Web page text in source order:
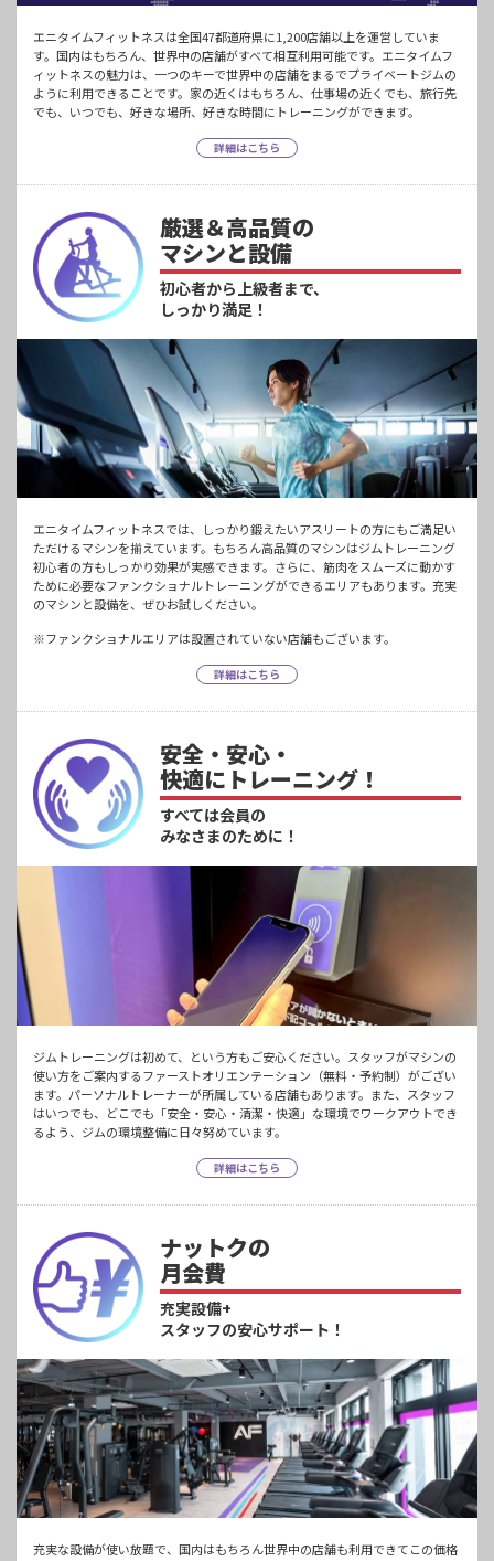
エニタイムフィットネスは全国47都道府県に1,200店舗以上を運営していま
す。国内はもちろん、世界中の店舗がすべて相互利用可能です。エニタイムフ
ィットネスの魅力は、一つのキーで世界中の店舗をまるでプライベートジムの
ように利用できることです。家の近くはもちろん、仕事場の近くでも、旅行先
でも、いつでも、好きな場所、好きな時間にトレーニングができます。
詳細はこちら
厳選＆高品質の
マシンと設備
初心者から上級者まで、
しっかり満足！
エニタイムフィットネスでは、しっかり鍛えたいアスリートの方にもご満足い
ただけるマシンを揃えています。もちろん高品質のマシンはジムトレーニング
初心者の方もしっかり効果が実感できます。さらに、筋肉をスムーズに動かす
ために必要なファンクショナルトレーニングができるエリアもあります。充実
のマシンと設備を、ぜひお試しください。
※ファンクショナルエリアは設置されていない店舗もございます。
詳細はこちら
安全・安心・
快適にトレーニング！
すべては会員の
みなさまのために！
ジムトレーニングは初めて、という方もご安心ください。スタッフがマシンの
使い方をご案内するファーストオリエンテーション（無料・予約制）がござい
ます。パーソナルトレーナーが所属している店舗もあります。また、スタッフ
はいつでも、どこでも「安全・安心・清潔・快適」な環境でワークアウトでき
るよう、ジムの環境整備に日々努めています。
詳細はこちら
ナットクの
月会費
充実設備+
スタッフの安心サポート！
充実な設備が使い放題で、国内はもちろん世界中の店舗も利用できてこの価格